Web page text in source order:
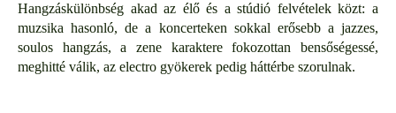
Hangzáskülönbség akad az élő és a stúdió felvételek közt: a
muzsika hasonló, de a koncerteken sokkal erősebb a jazzes,
soulos hangzás, a zene karaktere fokozottan bensőségessé,
meghitté válik, az electro gyökerek pedig háttérbe szorulnak.